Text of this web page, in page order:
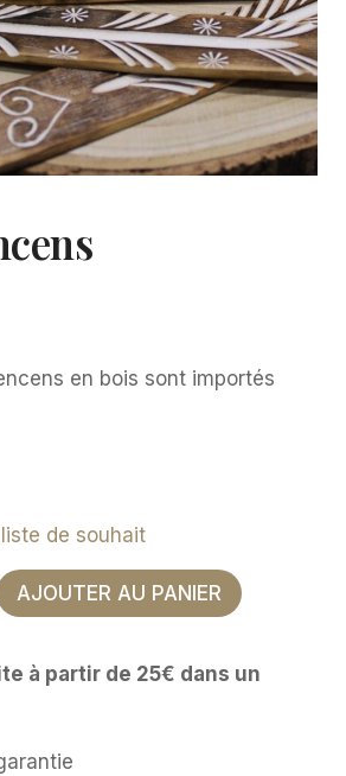
en bois sont importés
de souhait
AJOUTER AU PANIER
à partir de 25€ dans un